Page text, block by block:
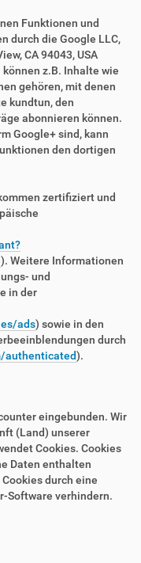
Funktionen und
durch die Google LLC,
CA 94043, USA
können z.B. Inhalte wie
gehören, mit denen
kundtun, den
abonnieren können.
Google+ sind, kann
den dortigen
zertifiziert und
). Weitere Informationen
und
in der
ads) sowie in den
durch
authenticated).
eingebunden. Wir
(Land) unserer
Cookies. Cookies
Daten enthalten
durch eine
Software verhindern.